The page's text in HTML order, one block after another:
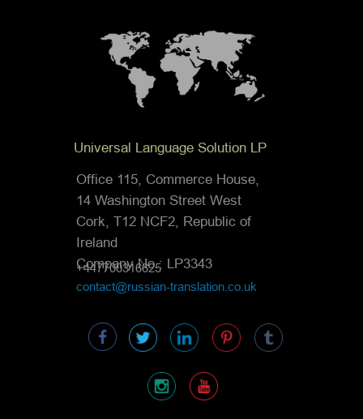
Universal Language Solution LP
Office 115, Commerce House,
14 Washington Street West
Cork, T12 NCF2, Republic of
Ireland
Company No.: LP3343
+447700316625
contact@russian-translation.co.uk